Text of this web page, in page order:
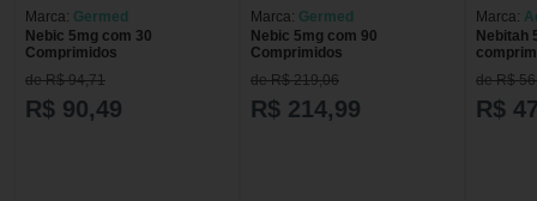
Marca: Germed
Nebic 5mg com 30
Comprimidos
de R$ 94,71
R$ 90,49
Marca: Germed
Nebic 5mg com 90
Comprimidos
de R$ 219,06
R$ 214,99
Marca:
Nebitah
de R$
R$